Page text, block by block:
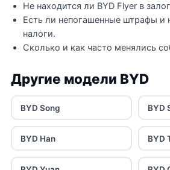
Не находится ли BYD Flyer в
Есть ли непогашенные штрафы и
налоги.
Сколько и как часто менялись
Другие модели BYD
BYD Song BYD
BYD Han BYD